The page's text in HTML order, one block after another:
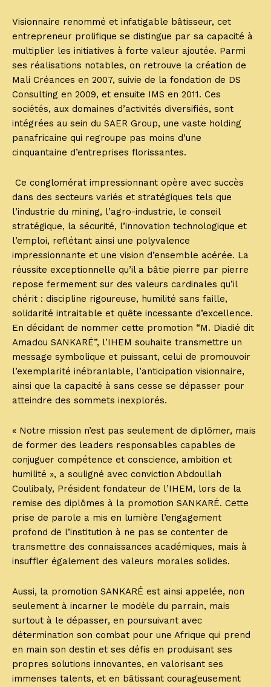
Visionnaire renommé et infatigable bâtisseur, cet
entrepreneur prolifique se distingue par sa capacité à
multiplier les initiatives à forte valeur ajoutée. Parmi
ses réalisations notables, on retrouve la création de
Mali Créances en 2007, suivie de la fondation de DS
Consulting en 2009, et ensuite IMS en 2011. Ces
sociétés, aux domaines d’activités diversifiés, sont
intégrées au sein du SAER Group, une vaste holding
panafricaine qui regroupe pas moins d’une
cinquantaine d’entreprises florissantes.
Ce conglomérat impressionnant opère avec succès
dans des secteurs variés et stratégiques tels que
l’industrie du mining, l’agro-industrie, le conseil
stratégique, la sécurité, l’innovation technologique et
l’emploi, reflétant ainsi une polyvalence
impressionnante et une vision d’ensemble acérée. La
réussite exceptionnelle qu’il a bâtie pierre par pierre
repose fermement sur des valeurs cardinales qu’il
chérit : discipline rigoureuse, humilité sans faille,
solidarité intraitable et quête incessante d’excellence.
En décidant de nommer cette promotion “M. Diadié dit
Amadou SANKARÉ”, l’IHEM souhaite transmettre un
message symbolique et puissant, celui de promouvoir
l’exemplarité inébranlable, l’anticipation visionnaire,
ainsi que la capacité à sans cesse se dépasser pour
atteindre des sommets inexplorés.
« Notre mission n’est pas seulement de diplômer, mais
de former des leaders responsables capables de
conjuguer compétence et conscience, ambition et
humilité », a souligné avec conviction Abdoullah
Coulibaly, Président fondateur de l’IHEM, lors de la
remise des diplômes à la promotion SANKARÉ. Cette
prise de parole a mis en lumière l’engagement
profond de l’institution à ne pas se contenter de
transmettre des connaissances académiques, mais à
insuffler également des valeurs morales solides.
Aussi, la promotion SANKARÉ est ainsi appelée, non
seulement à incarner le modèle du parrain, mais
surtout à le dépasser, en poursuivant avec
détermination son combat pour une Afrique qui prend
en main son destin et ses défis en produisant ses
propres solutions innovantes, en valorisant ses
immenses talents, et en bâtissant courageusement